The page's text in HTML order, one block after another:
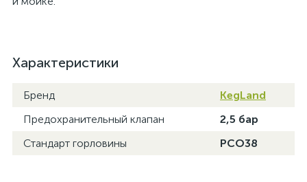
Характеристики
Бренд
KegLand
Предохранительный клапан
2,5 бар
Стандарт горловины
PCO38